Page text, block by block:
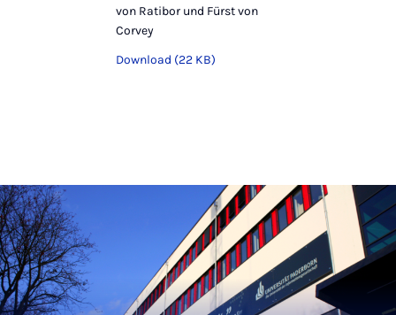
von Ratibor und Fürst von
Corvey
Download (22 KB)